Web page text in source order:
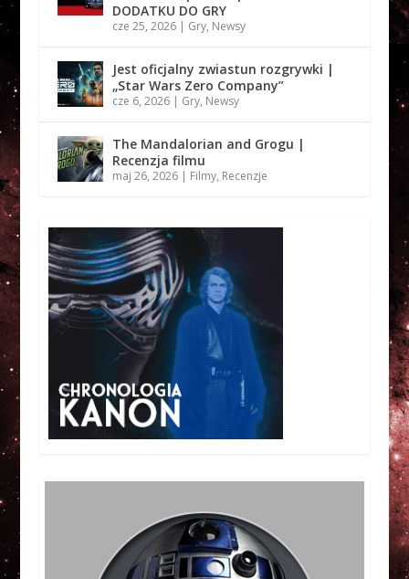
DODATKU DO GRY
cze 25, 2026| Gry, Newsy
Jest oficjalny zwiastun rozgrywki |
„Star Wars Zero Company”
cze 6, 2026| Gry, Newsy
The Mandalorian and Grogu |
Recenzja filmu
maj 26, 2026| Filmy, Recenzje